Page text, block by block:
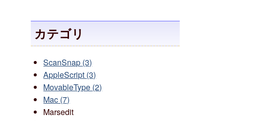
カテゴリ
ScanSnap (3)
AppleScript (3)
MovableType (2)
Mac (7)
Marsedit